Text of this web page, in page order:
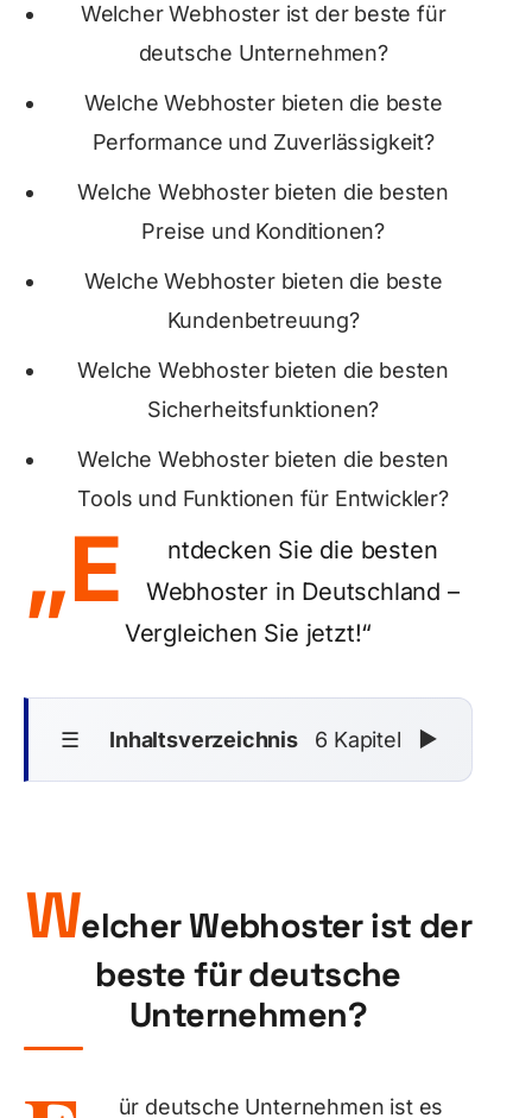
Welcher Webhoster ist der beste für
deutsche Unternehmen?
Welche Webhoster bieten die beste
Performance und Zuverlässigkeit?
Welche Webhoster bieten die besten
Preise und Konditionen?
Welche Webhoster bieten die beste
Kundenbetreuung?
Welche Webhoster bieten die besten
Sicherheitsfunktionen?
Welche Webhoster bieten die besten
Tools und Funktionen für Entwickler?
„E
ntdecken Sie die besten
Webhoster in Deutschland –
Vergleichen Sie jetzt!“
☰ Inhaltsverzeichnis 6 Kapitel ▼
Welcher Webhoster ist der
beste für deutsche
Unternehmen?
ür deutsche Unternehmen ist es